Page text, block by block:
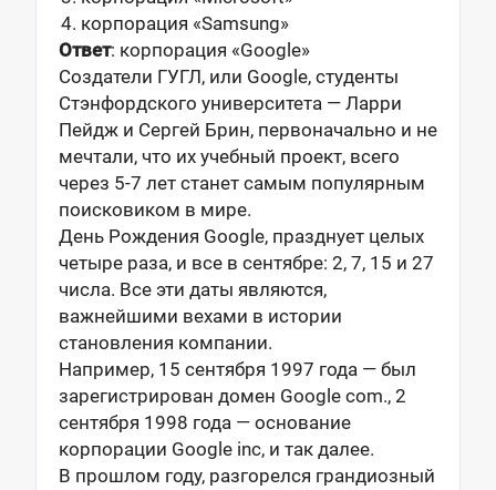
корпорация «Samsung»
Ответ: корпорация «Google»
Создатели ГУГЛ, или Google, студенты
Стэнфордского университета — Ларри
Пейдж и Сергей Брин, первоначально и не
мечтали, что их учебный проект, всего
через 5-7 лет станет самым популярным
поисковиком в мире.
День Рождения Google, празднует целых
четыре раза, и все в сентябре: 2, 7, 15 и 27
числа. Все эти даты являются,
важнейшими вехами в истории
становления компании.
Например, 15 сентября 1997 года — был
зарегистрирован домен Google com., 2
сентября 1998 года — основание
корпорации Google inc, и так далее.
В прошлом году, разгорелся грандиозный